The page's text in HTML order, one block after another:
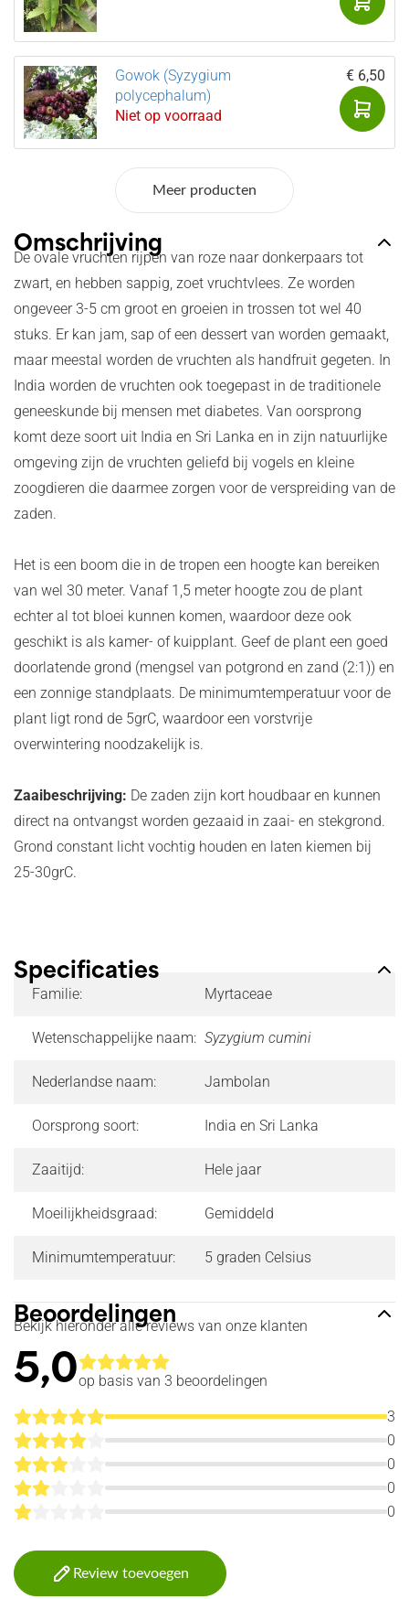
Gowok (Syzygium
polycephalum)
Niet op voorraad
€ 6,50
Meer producten
Omschrijving
De ovale vruchten rijpen van roze naar donkerpaars tot
zwart, en hebben sappig, zoet vruchtvlees. Ze worden
ongeveer 3-5 cm groot en groeien in trossen tot wel 40
stuks. Er kan jam, sap of een dessert van worden gemaakt,
maar meestal worden de vruchten als handfruit gegeten. In
India worden de vruchten ook toegepast in de traditionele
geneeskunde bij mensen met diabetes. Van oorsprong
komt deze soort uit India en Sri Lanka en in zijn natuurlijke
omgeving zijn de vruchten geliefd bij vogels en kleine
zoogdieren die daarmee zorgen voor de verspreiding van de
zaden.
Het is een boom die in de tropen een hoogte kan bereiken
van wel 30 meter. Vanaf 1,5 meter hoogte zou de plant
echter al tot bloei kunnen komen, waardoor deze ook
geschikt is als kamer- of kuipplant. Geef de plant een goed
doorlatende grond (mengsel van potgrond en zand (2:1)) en
een zonnige standplaats. De minimumtemperatuur voor de
plant ligt rond de 5grC, waardoor een vorstvrije
overwintering noodzakelijk is.
Zaaibeschrijving: De zaden zijn kort houdbaar en kunnen
direct na ontvangst worden gezaaid in zaai- en stekgrond.
Grond constant licht vochtig houden en laten kiemen bij
25-30grC.
Specificaties
Familie: Myrtaceae
Wetenschappelijke naam: Syzygium cumini
Nederlandse naam: Jambolan
Oorsprong soort: India en Sri Lanka
Zaaitijd: Hele jaar
Moeilijkheidsgraad: Gemiddeld
Minimumtemperatuur: 5 graden Celsius
Beoordelingen
Bekijk hieronder alle reviews van onze klanten
5,0op basis van 3 beoordelingen
3
0
0
0
0
Review toevoegen